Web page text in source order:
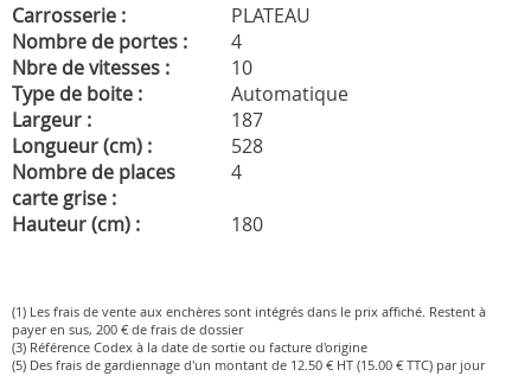
Carrosserie :
PLATEAU
Nombre de portes :
4
Nbre de vitesses :
10
Type de boite :
Automatique
Largeur :
187
Longueur (cm) :
528
Nombre de places
carte grise :
4
Hauteur (cm) :
180
(1) Les frais de vente aux enchères sont intégrés dans le prix affiché. Restent à
payer en sus, 200 € de frais de dossier
(3) Référence Codex à la date de sortie ou facture d'origine
(5) Des frais de gardiennage d'un montant de 12.50 € HT (15.00 € TTC) par jour